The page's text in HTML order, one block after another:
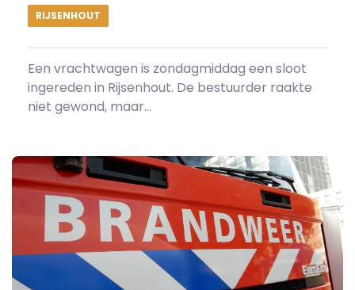
RIJSENHOUT
Een vrachtwagen is zondagmiddag een sloot
ingereden in Rijsenhout. De bestuurder raakte
niet gewond, maar...